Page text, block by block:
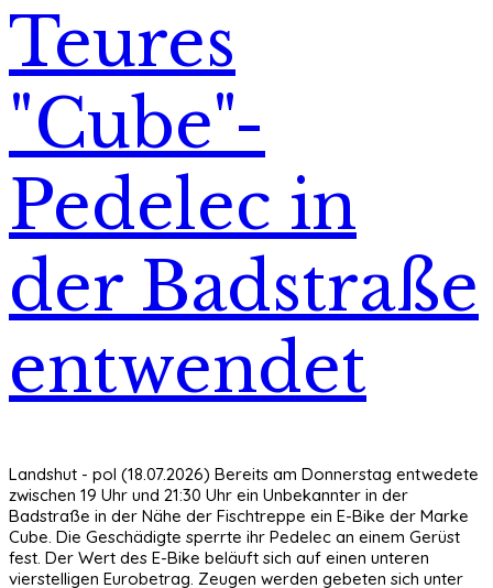
Teures
"Cube"-
Pedelec in
der Badstraße
entwendet
Landshut - pol (18.07.2026) Bereits am Donnerstag entwedete
zwischen 19 Uhr und 21:30 Uhr ein Unbekannter in der
Badstraße in der Nähe der Fischtreppe ein E-Bike der Marke
Cube. Die Geschädigte sperrte ihr Pedelec an einem Gerüst
fest. Der Wert des E-Bike beläuft sich auf einen unteren
vierstelligen Eurobetrag. Zeugen werden gebeten sich unter